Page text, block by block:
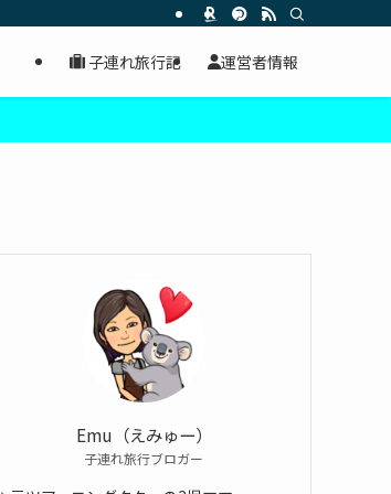
子連れ旅行記 運営者情報
Emu（えみゅー）
子連れ旅行ブロガー